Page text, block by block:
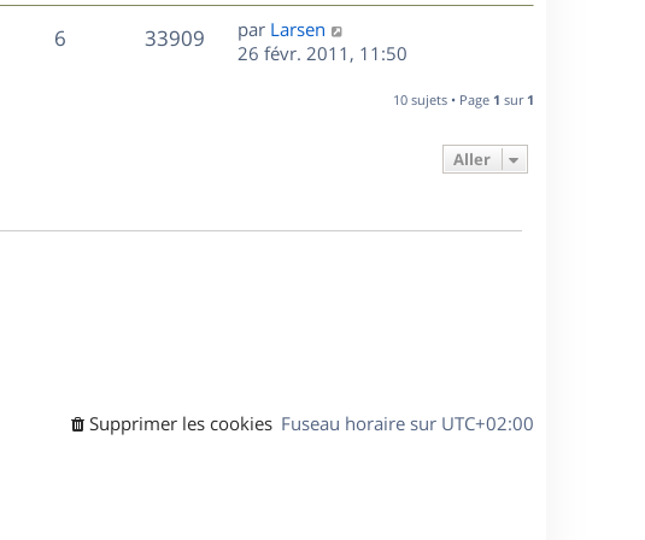
a
g
e
s
e
s
s
s
e
r
m
é
p
e
u
r
n
i
6R
33909V
D
e
par Larsen
26 févr. 2011, 11:50
10 sujets • Page 1 sur 1
Aller
Fuseau horaire sur UTC+02:00
Supprimer les cookies